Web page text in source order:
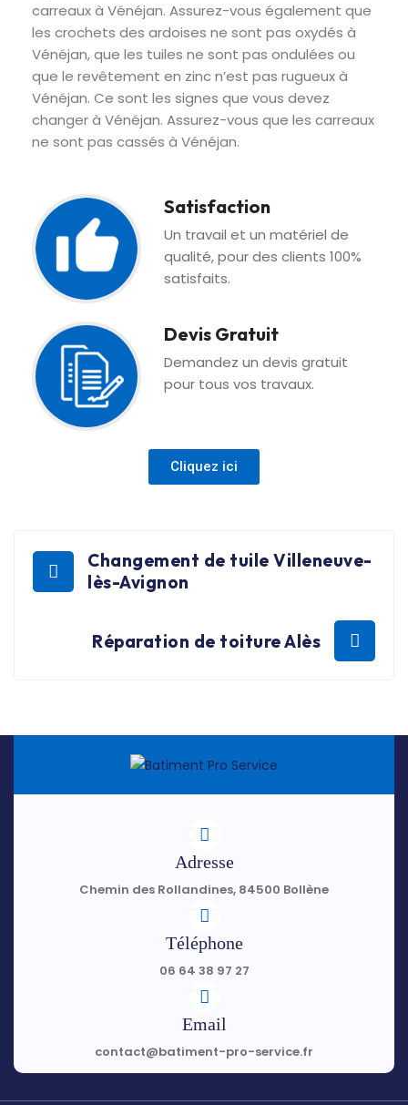
carreaux à Vénéjan. Assurez-vous également que
les crochets des ardoises ne sont pas oxydés à
Vénéjan, que les tuiles ne sont pas ondulées ou
que le revêtement en zinc n’est pas rugueux à
Vénéjan. Ce sont les signes que vous devez
changer à Vénéjan. Assurez-vous que les carreaux
ne sont pas cassés à Vénéjan.
Satisfaction
Un travail et un matériel de
qualité, pour des clients 100%
satisfaits.
Devis Gratuit
Demandez un devis gratuit
pour tous vos travaux.
Cliquez ici
Changement de tuile Villeneuve-
lès-Avignon
Réparation de toiture Alès
Adresse
Chemin des Rollandines, 84500 Bollène
Téléphone
06 64 38 97 27
Email
contact@batiment-pro-service.fr